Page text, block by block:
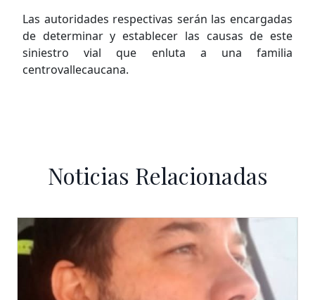
Las autoridades respectivas serán las encargadas
de determinar y establecer las causas de este
siniestro vial que enluta a una familia
centrovallecaucana.
Noticias Relacionadas